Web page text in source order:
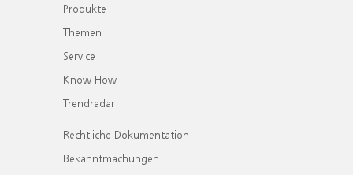
Produkte
Themen
Service
Know How
Trendradar
Rechtliche Dokumentation
Bekanntmachungen